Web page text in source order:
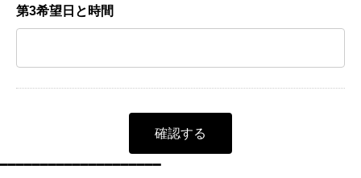
第3希望日と時間
━━━━━━━━━━━━━━━━━━━━